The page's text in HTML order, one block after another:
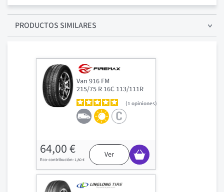
PRODUCTOS SIMILARES
Van 916 FM
215/75 R 16C 113/111R
1opiniones
64,00 €
1,80 €
Ver